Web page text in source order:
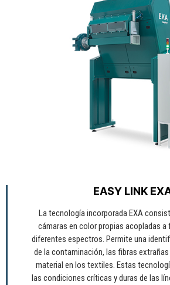
EASY LINK
La tecnología incorporada EXA
cámaras en color propias acopladas a
diferentes espectros. Permite una
de la contaminación, las fibras
material en los textiles. Estas
las condiciones críticas y duras de las